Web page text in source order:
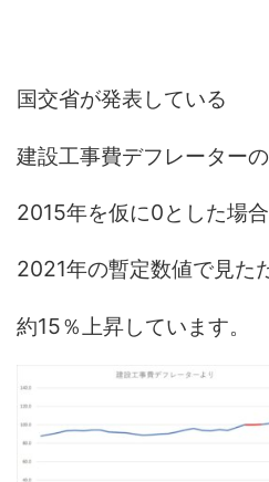
国交省が発表している
建設工事費デフレーター
2015年を仮に0とした場合
2021年の暫定数値で見た
約15％上昇しています。